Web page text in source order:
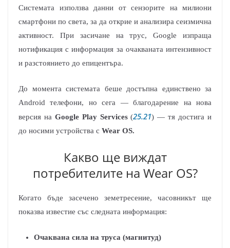
Системата използва данни от сензорите на милиони
смартфони по света, за да открие и анализира сеизмична
активност. При засичане на трус, Google изпраща
нотификация с информация за очакваната интензивност
и разстоянието до епицентъра.
До момента системата беше достъпна единствено за
Android телефони, но сега — благодарение на нова
версия на Google Play Services(25.21) — тя достига и
до носими устройства с Wear OS.
Какво ще виждат
потребителите на Wear OS?
Когато бъде засечено земетресение, часовникът ще
показва известие със следната информация:
Очаквана сила на труса (магнитуд)